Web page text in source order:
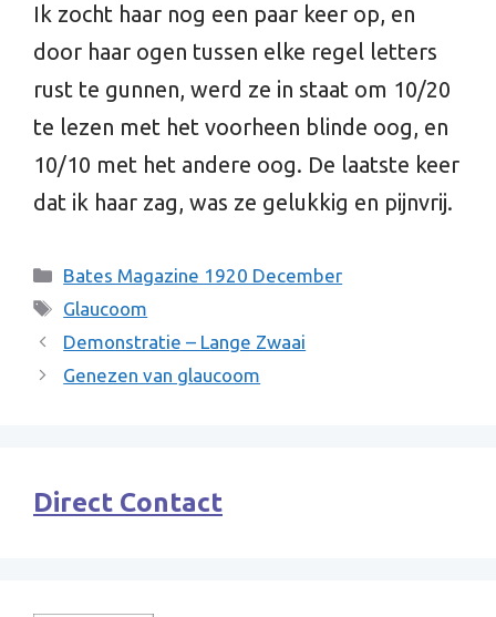
Ik zocht haar nog een paar keer op, en
door haar ogen tussen elke regel letters
rust te gunnen, werd ze in staat om 10/20
te lezen met het voorheen blinde oog, en
10/10 met het andere oog. De laatste keer
dat ik haar zag, was ze gelukkig en pijnvrij.
Categories
Bates Magazine 1920 December
Tags
Glaucoom
Demonstratie – Lange Zwaai
Genezen van glaucoom
Direct Contact